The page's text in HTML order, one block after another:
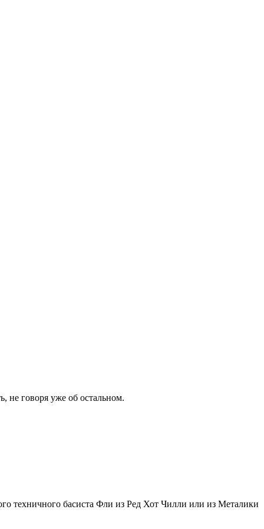
не говоря уже об остальном.
техничного басиста Фли из Ред Хот Чилли или из Металики